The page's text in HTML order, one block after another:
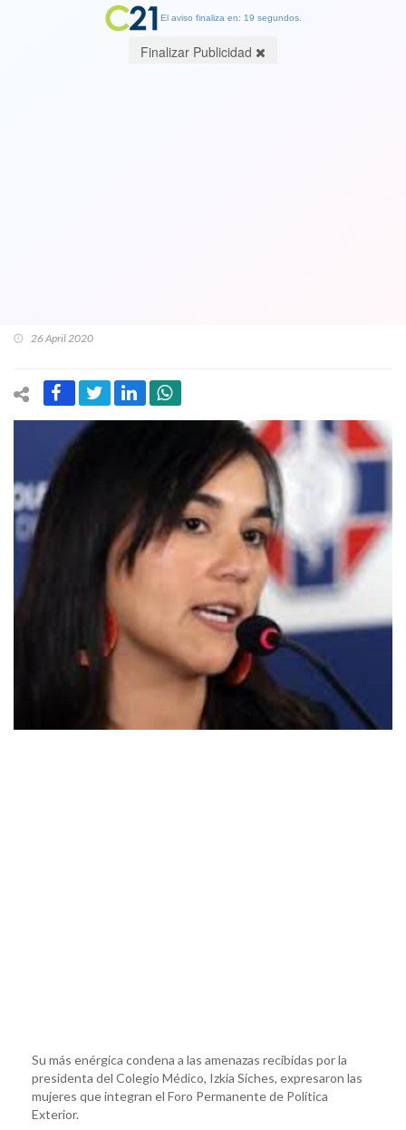
26 April 2020
Su más enérgica condena a las amenazas recibidas por la
presidenta del Colegio Médico, Izkia Siches, expresaron las
mujeres que integran el Foro Permanente de Política
Exterior.
El aviso finaliza en: 19 segundos.
Finalizar Publicidad